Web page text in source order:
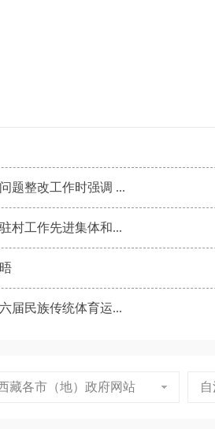
题整改工作时强调 ...
村工作先进集体和...
届民族传统体育运...
藏各市（地）政府网站